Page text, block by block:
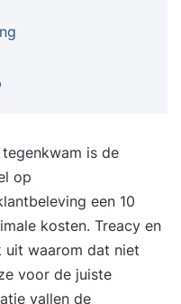
op dat moment
kunt creëren voor
de
gedrag.
aan bod,
en initiatiefrijke
vorm van
bij jouw
is de
op
een 10
kosten. Treacy en
uit waarom dat niet
voor de juiste
vallen de